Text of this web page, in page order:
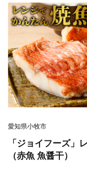
愛知県小牧市
「ジョイフーズ」
（赤魚 魚醤干）